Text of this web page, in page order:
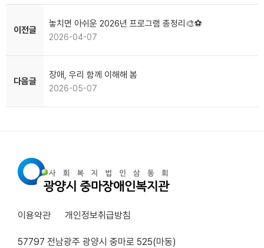
이전글
놓치면 아쉬운 2026년 프로그램 총정리🎨⚽️
2026-04-07
다음글
장애, 우리 함께 이해해 봄
2026-05-07
이용약관 개인정보취급방침
57797 전남광주 광양시 중마로 525(마동)